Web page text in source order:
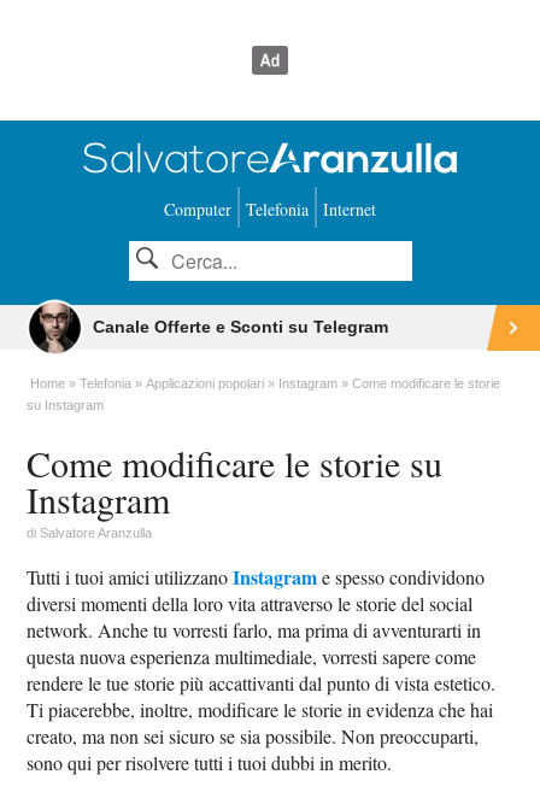
Computer Telefonia Internet
Canale Offerte e Sconti su Telegram
Home Telefonia Applicazioni popolari Instagram
Come modificare le storie
su Instagram
Come modificare le storie su
Instagram
diSalvatore Aranzulla
Tutti i tuoi amici utilizzanoInstagrame spesso condividono
diversi momenti della loro vita attraverso le storie del social
network. Anche tu vorresti farlo, ma prima di avventurarti in
questa nuova esperienza multimediale, vorresti sapere come
rendere le tue storie più accattivanti dal punto di vista estetico.
Ti piacerebbe, inoltre, modificare le storie in evidenza che hai
creato, ma non sei sicuro se sia possibile. Non preoccuparti,
sono qui per risolvere tutti i tuoi dubbi in merito.